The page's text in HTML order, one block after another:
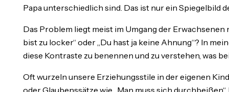
Papa unterschiedlich sind. Das ist nur ein Spiegelbild
Das Problem liegt meist im Umgang der
bist zu locker“ oder „Du hast ja keine Ahnung“? In
diese Kontraste zu benennen und zu verstehen, was
Oft wurzeln unsere Erziehungsstile in der eigenen
oder Glaubenssätze wie „Man muss sich